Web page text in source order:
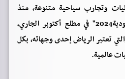
وتجارب سياحية متنوعة، منذ
انطلاق برنامج "شتاء السعودية2024" في مطلع أكتوبر الجاري،
تعتبر الرياض إحدى وجهاته، بكل
عالمية.